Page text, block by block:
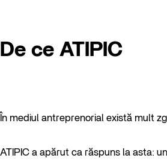
De ce ATIPIC
În mediul antreprenorial există mult
ATIPIC a apărut ca răspuns la asta: